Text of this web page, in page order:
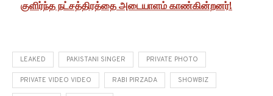
குளிர்ந்த நட்சத்திரத்தை அடையாளம் காண்கின்றனர்!
LEAKED PAKISTANI SINGER PRIVATE PHOTO
PRIVATE VIDEO VIDEO RABI PIRZADA SHOWBIZ